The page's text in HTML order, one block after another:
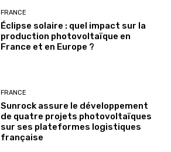
FRANCE
Éclipse solaire : quel impact sur la
production photovoltaïque en
France et en Europe ?
FRANCE
Sunrock assure le développement
de quatre projets photovoltaïques
sur ses plateformes logistiques
française